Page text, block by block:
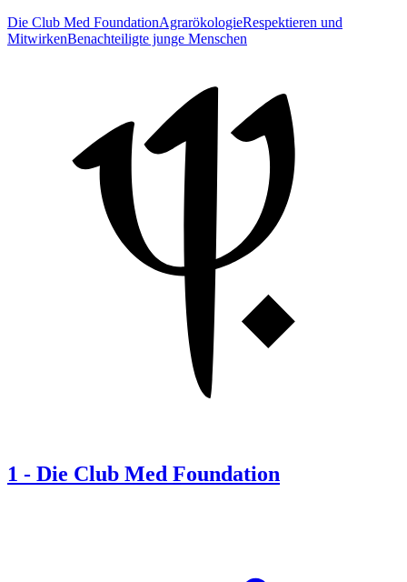
Die Club Med FoundationAgrarökologieRespektieren und
MitwirkenBenachteiligte junge Menschen
1 - Die Club Med Foundation